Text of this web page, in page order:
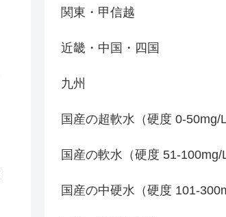
関東・甲信越
近畿・中国・四国
九州
国産の超軟水（硬度 0-50mg/L
国産の軟水（硬度 51-100mg/L
国産の中硬水（硬度 101-